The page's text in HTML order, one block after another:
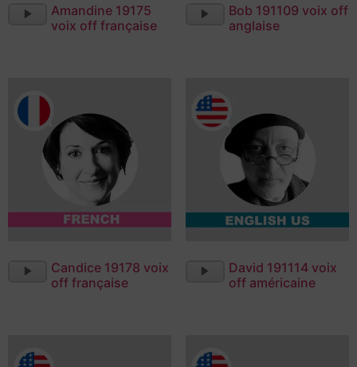
LecteurAmandine 19175
voix off française
LecteurBob 191109 voix off
anglaise
LecteurCandice 19178 voix
off française
LecteurDavid 191114 voix
off américaine